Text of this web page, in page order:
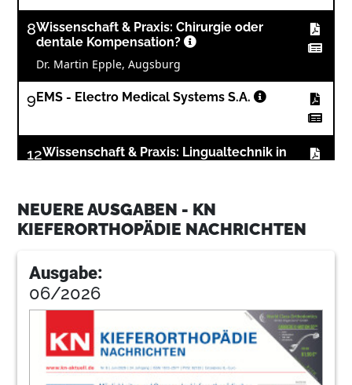
8Wissenschaft & Praxis: Chirurgie oder
dentale Kompensation?
Dr. Martin Epple, Augsburg
9 EMS - Electro Medical Systems S.A.
12Wissenschaft & Praxis: Lingualtechnik in
Url
14Interview: „Praxis und Labor können sich
Interview mit DDr. Silvia M. Silli
15SmartClip™ – Welcome to the orthodontic
Dr. Nikolas Wilhelm
NEUERE AUSGABEN - KN
KIEFERORTHOPÄDIE NACHRICHTEN
Ausgabe:
06/2026